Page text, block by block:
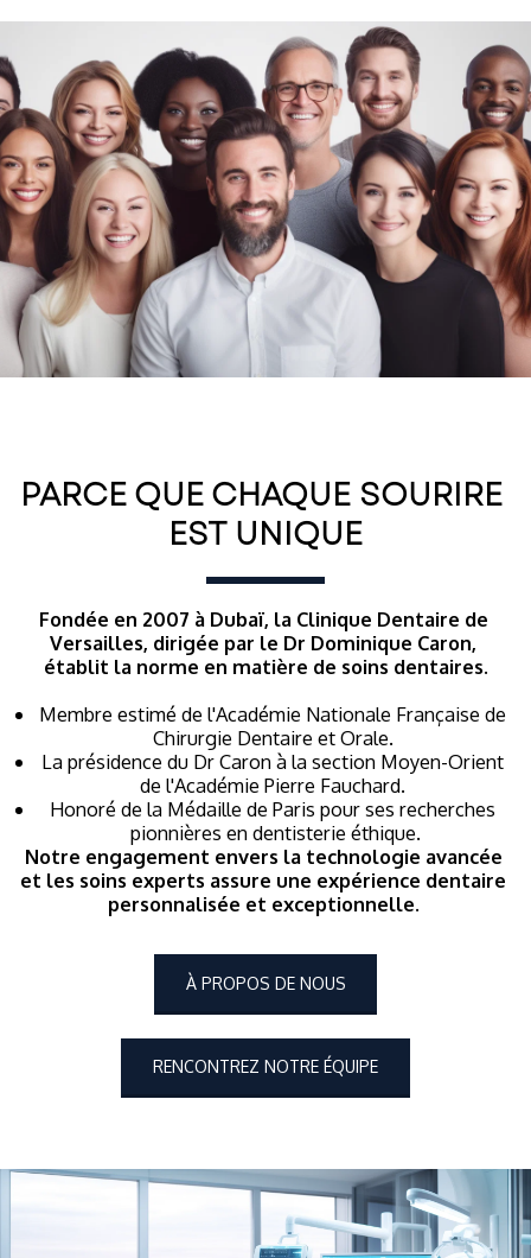
PARCE QUE CHAQUE SOURIRE
EST UNIQUE
Fondée en 2007 à Dubaï, la Clinique Dentaire de
Versailles, dirigée par le Dr Dominique Caron,
établit la norme en matière de soins dentaires.
Membre estimé de l'Académie Nationale Française de
Chirurgie Dentaire et Orale.
La présidence du Dr Caron à la section Moyen-Orient
de l'Académie Pierre Fauchard.
Honoré de la Médaille de Paris pour ses recherches
pionnières en dentisterie éthique.
Notre engagement envers la technologie avancée
et les soins experts assure une expérience dentaire
personnalisée et exceptionnelle.
À PROPOS DE NOUS
RENCONTREZ NOTRE ÉQUIPE